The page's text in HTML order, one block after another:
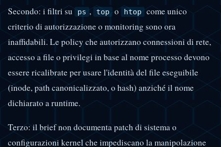
Secondo: i filtri su ps , top o htop come unico
criterio di autorizzazione o monitoring sono ora
inaffidabili. Le policy che autorizzano connessioni di rete,
accesso a file o privilegi in base al nome processo devono
essere ricalibrate per usare l'identità del file eseguibile
(inode, path canonicalizzato, o hash) anziché il nome
dichiarato a runtime.
Terzo: il brief non documenta patch di sistema o
configurazioni kernel che impediscano la manipolazione